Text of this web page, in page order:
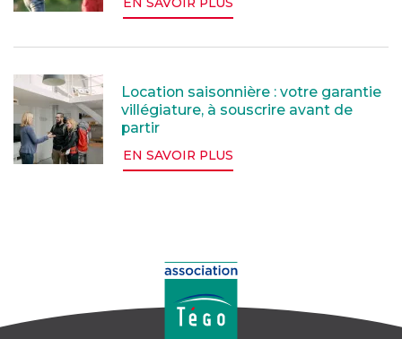
Location saisonnière : votre garantie villégiature, à
Location saisonnière : votre garantie
villégiature, à souscrire avant de
partir
EN SAVOIR PLUS